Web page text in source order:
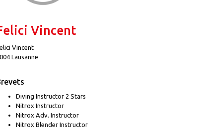
Vincent
Vincent
Lausanne
Diving Instructor 2 Stars
Nitrox Instructor
Nitrox Adv. Instructor
Nitrox Blender Instructor